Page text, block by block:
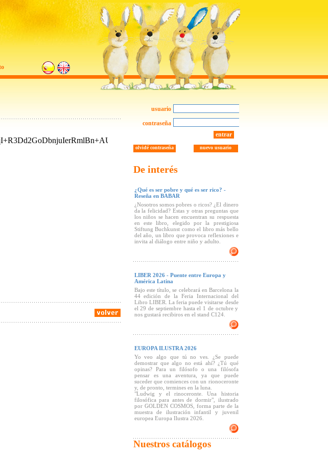
usuario
contraseña
entrar
nuevo usuario
olvidé contraseña
De interés
¿Qué es ser pobre y qué es ser rico? -
Reseña en BABAR
¿Nosotros somos pobres o ricos? ¿El dinero
da la felicidad? Estas y otras preguntas que
los niños se hacen encuentran su respuesta
en este libro, elegido por la prestigiosa
Stiftung Buchkunst como el libro más bello
del año, un libro que provoca reflexiones e
invita al diálogo entre niño y adulto.
LIBER 2026 - Puente entre Europa y
América Latina
Bajo este título, se celebrará en Barcelona la
44 edición de la Feria Internacional del
Libro LIBER. La feria puede visitarse desde
el 29 de septiembre hasta el 1 de octubre y
nos gustará recibiros en el stand C124.
EUROPA ILUSTRA 2026
Yo veo algo que tú no ves. ¿Se puede
demostrar que algo no está ahí? ¿Tú qué
opinas? Para un filósofo o una filósofa
pensar es una aventura, ya que puede
suceder que comiences con un rionoceronte
y, de pronto, termines en la luna.
"Ludwig y el rinoceronte. Una historia
filosófica para antes de dormir", ilustrado
por GOLDEN COSMOS, forma parte de la
muestra de ilustración infantil y juvenil
europea Europa Ilustra 2026.
Nuestros catálogos